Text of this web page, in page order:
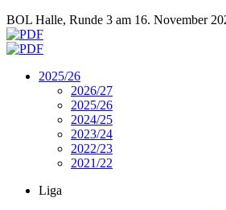
BOL Halle, Runde 3 am 16. November
2025/26
2026/27
2025/26
2024/25
2023/24
2022/23
2021/22
Liga